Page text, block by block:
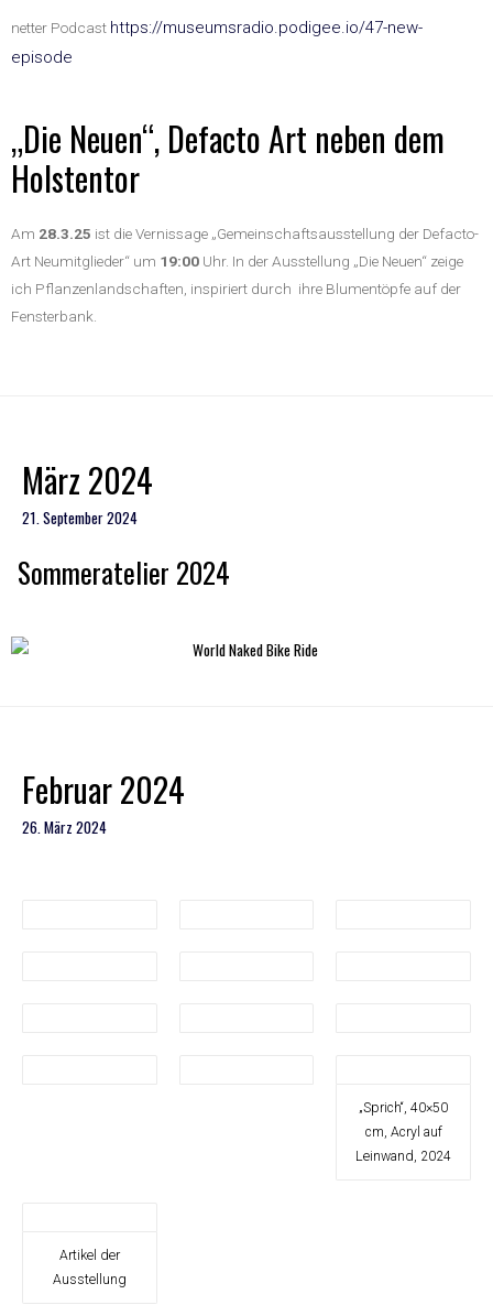
netter Podcast https://museumsradio.podigee.io/47-new-
episode
„Die Neuen“, Defacto Art neben dem
Holstentor
Am 28.3.25 ist die Vernissage „Gemeinschaftsausstellung der Defacto-
Art Neumitglieder“ um 19:00 Uhr. In der Ausstellung „Die Neuen“ zeige
ich Pflanzenlandschaften, inspiriert durch ihre Blumentöpfe auf der
Fensterbank.
März 2024
21. September 2024
Sommeratelier 2024
Februar 2024
26. März 2024
„Sprich“, 40×50
cm, Acryl auf
Leinwand, 2024
Artikel der
Ausstellung